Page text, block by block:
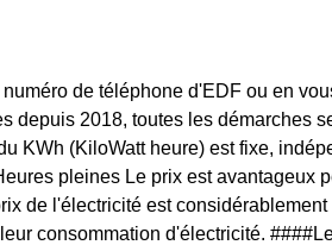
de téléphone d'EDF ou en
depuis 2018, toutes les démarches
KWh (KiloWatt heure) est fixe,
pleines Le prix est avantageux
de l'électricité est
consommation d'électricité.